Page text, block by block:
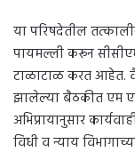
या परिषदेतील
पायमल्ली करून
टाळाटाळ करत आहेत.
झालेल्या बैठकीत एम
अभिप्रायानुसार
विधी व न्याय